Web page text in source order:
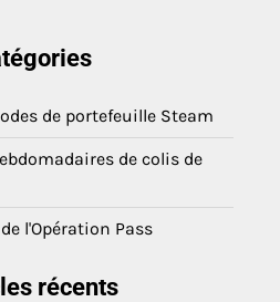
de portefeuille Steam
de colis de
l'Opération Pass
récents